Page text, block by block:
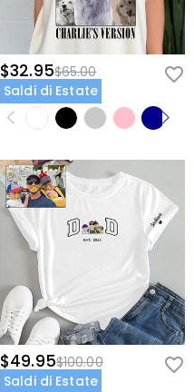
$32.95$65.00
Saldi di Estate
$49.95$100.00
Saldi di Estate